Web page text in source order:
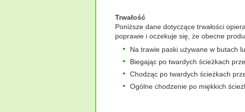
Trwałość
Poniższe dane dotyczące trwałości
poprawie i oczekuje się, że obecne
Na trawie paski używane w butach
Biegając po twardych ścieżkach
Chodząc po twardych ścieżkach
Ogólne chodzenie po miękkich